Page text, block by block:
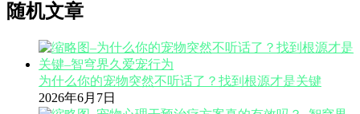
随机文章
为什么你的宠物突然不听话了？找到根源才是关键
2026年6月7日